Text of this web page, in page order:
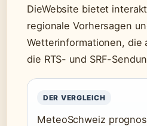
DieWebsite bietet
regionale Vorhersagen
Wetterinformationen, die
die RTS- und SRF-
DER VERGLEICH
MeteoSchweiz